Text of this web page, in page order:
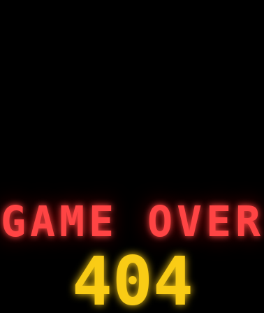
GAME OVER
404